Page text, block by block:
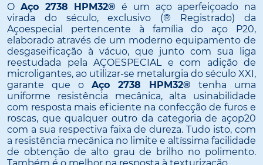
O Aço 2738 HPM32® é um aço aperfeiçoado na
virada do século, exclusivo (® Registrado) da
Açoespecial pertencente à família do aço P20,
elaborado através de um moderno equipamento de
desgaseificação à vácuo, que junto com sua liga
reestudada pela AÇOESPECIAL e com adição de
microligantes, ao utilizar-se metalurgia do século XXI,
garante que o Aço 2738 HPM32® tenha uma
uniforme resistência mecânica, alta usinabilidade
com resposta mais eficiente na confecção de furos e
roscas, que qualquer outro da categoria de açop20
com a sua respectiva faixa de dureza. Tudo isto, com
a resistência mecânica no limite e altíssima facilidade
de obtenção de alto grau de brilho no polimento.
Também é o melhor na resposta à texturização.